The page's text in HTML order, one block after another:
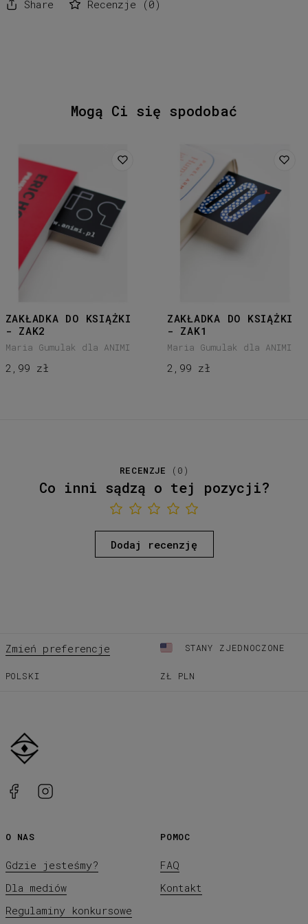
Share Recenzje (0)
Mogą Ci się spodobać
ZAKŁADKA DO KSIĄŻKI
- ZAK2
Maria Gumulak dla ANIMI
2,99 zł
ZAKŁADKA DO KSIĄŻKI
- ZAK1
Maria Gumulak dla ANIMI
2,99 zł
RECENZJE ( 0 )
Co inni sądzą o tej pozycji?
Dodaj recenzję
Zmień preferencje STANY ZJEDNOCZONE
POLSKI ZŁ PLN
O NAS
Gdzie jesteśmy?
Dla mediów
Regulaminy konkursowe
POMOC
FAQ
Kontakt